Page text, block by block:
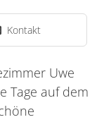
Kontakt
Uwe
Tage auf dem